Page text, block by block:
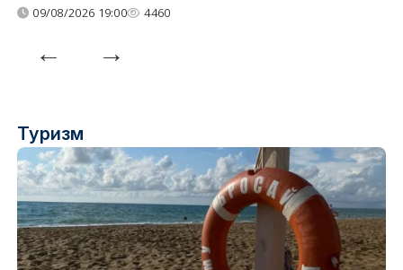
09/08/2026 19:00 4460
Туризм